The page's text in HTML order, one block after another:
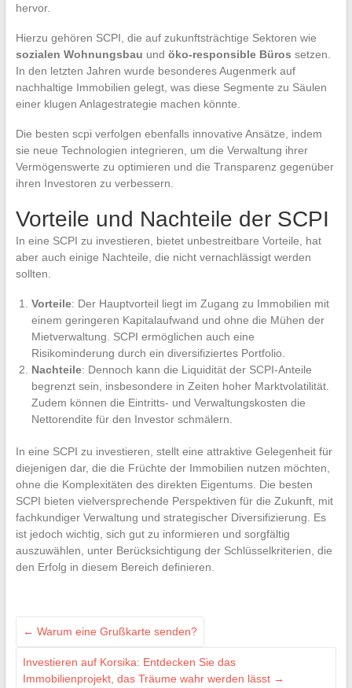
hervor.
Hierzu gehören SCPI, die auf zukunftsträchtige Sektoren wie
sozialen Wohnungsbau und öko-responsible Büros setzen.
In den letzten Jahren wurde besonderes Augenmerk auf
nachhaltige Immobilien gelegt, was diese Segmente zu Säulen
einer klugen Anlagestrategie machen könnte.
Die besten scpi verfolgen ebenfalls innovative Ansätze, indem
sie neue Technologien integrieren, um die Verwaltung ihrer
Vermögenswerte zu optimieren und die Transparenz gegenüber
ihren Investoren zu verbessern.
Vorteile und Nachteile der SCPI
In eine SCPI zu investieren, bietet unbestreitbare Vorteile, hat
aber auch einige Nachteile, die nicht vernachlässigt werden
sollten.
Vorteile: Der Hauptvorteil liegt im Zugang zu Immobilien mit
einem geringeren Kapitalaufwand und ohne die Mühen der
Mietverwaltung. SCPI ermöglichen auch eine
Risikominderung durch ein diversifiziertes Portfolio.
Nachteile: Dennoch kann die Liquidität der SCPI-Anteile
begrenzt sein, insbesondere in Zeiten hoher Marktvolatilität.
Zudem können die Eintritts- und Verwaltungskosten die
Nettorendite für den Investor schmälern.
In eine SCPI zu investieren, stellt eine attraktive Gelegenheit für
diejenigen dar, die die Früchte der Immobilien nutzen möchten,
ohne die Komplexitäten des direkten Eigentums. Die besten
SCPI bieten vielversprechende Perspektiven für die Zukunft, mit
fachkundiger Verwaltung und strategischer Diversifizierung. Es
ist jedoch wichtig, sich gut zu informieren und sorgfältig
auszuwählen, unter Berücksichtigung der Schlüsselkriterien, die
den Erfolg in diesem Bereich definieren.
← Warum eine Grußkarte senden?
Investieren auf Korsika: Entdecken Sie das
Immobilienprojekt, das Träume wahr werden lässt →